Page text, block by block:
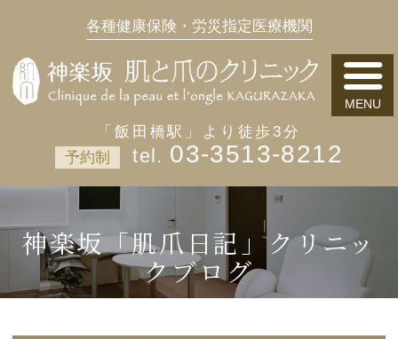
各種健康保険・労災指定医療機関
「飯田橋駅」より徒歩3分
予約制
03-3513-8212
神楽坂「肌爪日記」クリニッ
クブログ